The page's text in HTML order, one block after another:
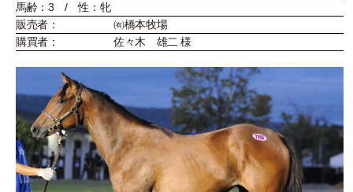
馬齢：3 / 性：牝
販売者：
㈲橋本牧場
購買者：
佐々木 雄二 様